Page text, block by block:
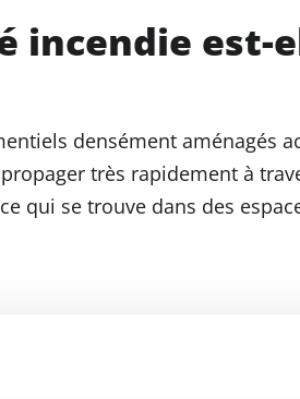
incendie est-
densément aménagés
très rapidement à
qui se trouve dans des
norme EN